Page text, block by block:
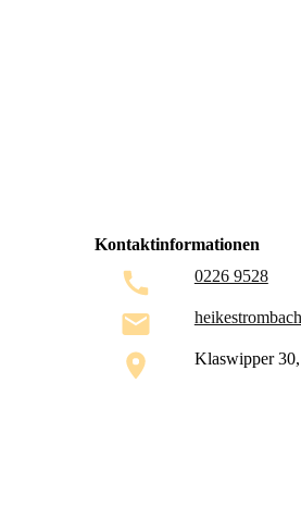
Kontaktinformationen
0226 9528
Klaswipper